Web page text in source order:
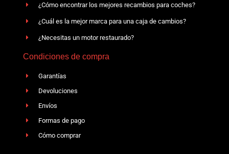
¿Cómo encontrar los mejores recambios para coches?
¿Cuál es la mejor marca para una caja de cambios?
¿Necesitas un motor restaurado?
Condiciones de compra
Garantías
Devoluciones
Envíos
Formas de pago
Cómo comprar